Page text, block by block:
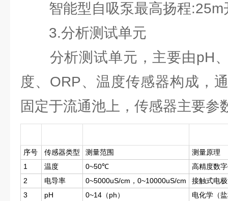
智能型自吸泵最高扬程:25m
3.分析测试单元
分析测试单元，主要由pH、
度、ORP、温度传感器构成，
固定于流通池上，传感器主要参
序号 传感器类型 测量范围
测量原理
1
温度 0~50℃
高精度数
2
电导率 0~5000uS/cm，0~10000uS/cm
接触式电
3
pH 0~14（ph）
电化学（